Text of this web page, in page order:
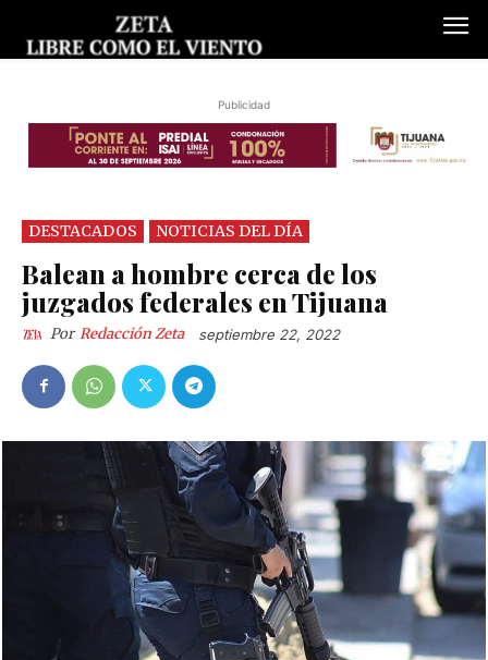
Publicidad
DESTACADOS NOTICIAS DEL DÍA
Balean a hombre cerca de los
juzgados federales en Tijuana
Por Redacción Zeta septiembre 22, 2022